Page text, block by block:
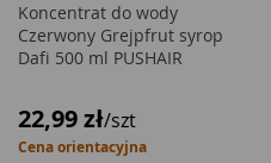
Koncentrat do wody
Czerwony Grejpfrut syrop
Dafi 500 ml PUSHAIR
22,99 zł/szt
Cena orientacyjna